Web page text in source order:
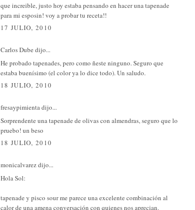
que increible, justo hoy estaba pensando en hacer una tapenade
para mi esposin! voy a probar tu receta!!
17 JULIO, 2010
Carlos Dube dijo...
He probado tapenades, pero como ñeste ninguno. Seguro que
estaba buenísimo (el color ya lo dice todo). Un saludo.
18 JULIO, 2010
fresaypimientadijo...
Sorprendente una tapenade de olivas con almendras, seguro que lo
pruebo! un beso
18 JULIO, 2010
monicalvarezdijo...
Hola Sol:
tapenade y pisco sour me parece una excelente combinación al
calor de una amena conversación con quienes nos aprecian.